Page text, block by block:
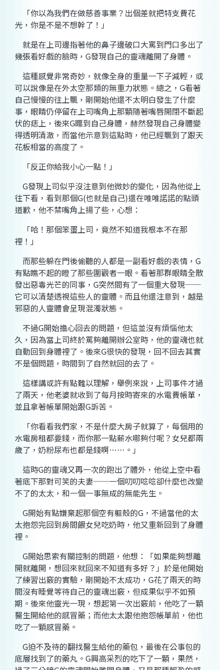
「你以為我們在做慈善事業？出個差就把特支費花
光，你是不是不想幹了！」
就是在上司邊指著他的鼻子邊破口大罵到門口多出了
幾張看好戲的臉時， G發現自己的靈魂離開了身體。
這種感覺非常奇妙，就像全身的重量一下子減輕，或
可以說像是在外太空那類的無重力狀態。總之， G看著
自己慢慢的往上飄，剛開始他還不太明白發生了什麼
事，眼睛仍停留在上司嘴角上那顆隨著嘴唇開閉不斷起
伏的痣上，後來G瞟到自己身體，赫然發現自己身體變
得透明清澈，而當他示意到這點時，他已經飄到了跟天
花板相當的高度了。
「反正你給我小心一點！」
G發現上司似乎沒注意到他微妙的變化，因為他從上
往下看，看到那個G(也就是自己)還在唯唯諾諾的點頭
道歉，他不禁嘴角上揚了些，心想：
「哈！那個笨蛋上司，竟然不知道我根本不在那
裡！」
而那些躲在門後偷聽的人都是一副看好戲的表情， G
有點瞧不起的瞪了那些圍觀者一眼。看著那群眼睛全散
發出惡毒光芒的同事， G突然間有了一個重大發現──
它可以清楚透視這些人的靈體。而且他還注意到，越是
邪惡的人靈體會呈現混濁狀態。
不過G開始擔心回去的問題，但這並沒有煩惱他太
久，因為當上司終於罵夠離開辦公室時，他的靈魂也就
自動回到身體裡了。後來G很快的發現，回不回去其實
不是個問題，時間到了自然就回的去了。
這樣講或許有點難以理解，舉例來說，上司事件才過
了兩天，他老婆就收到了每月按時寄來的水電費帳單，
並且拿著帳單開始跟G訴苦。
「你看看我們家，不是什麼大房子就算了，每個用的
水電房租都要錢，而你那一點薪水哪夠付呢？女兒都兩
歲了，奶粉尿布也都是錢啊……。」
這時G的靈魂又再一次的跑出了體外，他從上空中看
著底下那對可笑的夫妻──一個叨叨唸唸卻什麼也改變
不了的太太，和一個一事無成的無能先生。
G開始有點嫌棄起那個空有軀殼的G ，不過當他的太
太抱怨完回到房間餵女兒吃奶時，他又重新回到了身體
裡。
G開始思索有關控制的問題，他想：「如果能夠想離
開就離開，想回來就回來不知道有多好？」於是他開始
了練習出竅的實驗，剛開始不太成功， G花了兩天的時
間沒有睡覺等待自己的靈魂出竅，但成果似乎不如預
期。後來他靈光一現，想起第一次出竅前，他吃了一顆
醫生開給他的感冒藥；而他太太跟他抱怨帳單前，他也
吃了一顆感冒藥。
G迫不及待的翻找醫生給他的藥包，最後在公事包的
底層找到了的藥丸。 G興高采烈的吃下了一顆，果然，